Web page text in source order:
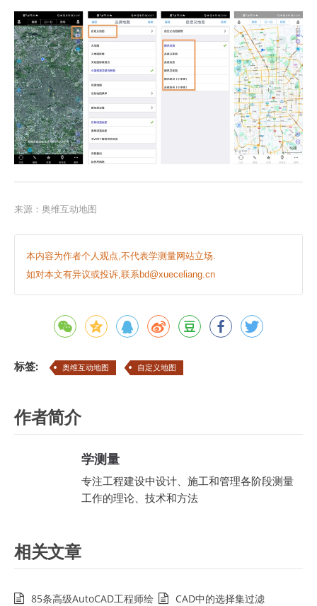
来源： 奥维互动地图
本内容为作者个人观点,不代表学测量网站立场.
如对本文有异议或投诉,联系bd@xueceliang.cn
标签: 奥维互动地图 自定义地图
作者简介
学测量
专注工程建设中设计、施工和管理各阶段测量
工作的理论、技术和方法
相关文章
85条高级AutoCAD工程师绘
CAD中的选择集过滤